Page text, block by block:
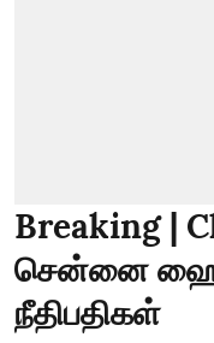
Breaking |
சென்னை
நீதிபதிகள்